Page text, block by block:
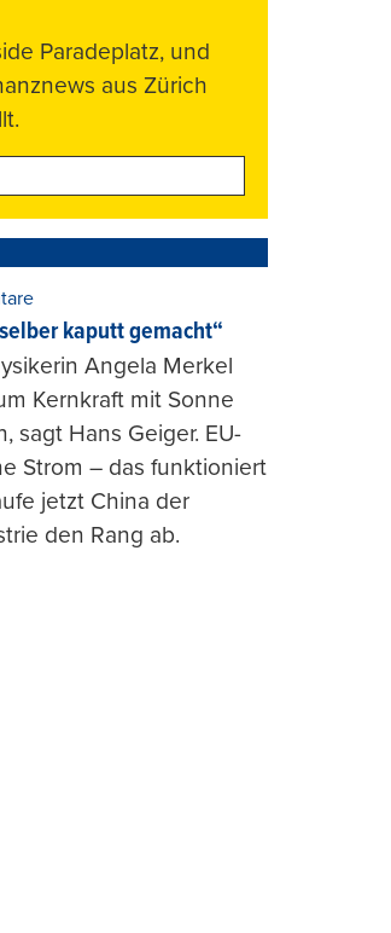
Paradeplatz, und
aus Zürich
kaputt gemacht“
Angela Merkel
Kernkraft mit Sonne
sagt Hans Geiger. EU-
Strom – das funktioniert
jetzt China der
den Rang ab.